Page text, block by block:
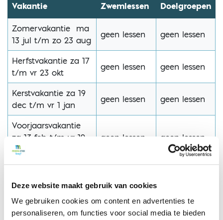
Deze website maakt gebruik van cookies
We gebruiken cookies om content en advertenties te
personaliseren, om functies voor social media te bieden
Vakantie Zwemlessen Doelgroepen
Zomervakantie ma
13 jul t/m zo 23 aug
geen lessen geen lessen
Herfstvakantie za 17
t/m vr 23 okt
geen lessen geen lessen
Kerstvakantie za 19
dec t/m vr 1 jan
geen lessen geen lessen
Voorjaarsvakantie
za 13 feb t/m vr 19
feb
geen lessen geen lessen
29 maart
Meivakantie za 24
apr t/m vr 7 mei
geen lessen geen lessen